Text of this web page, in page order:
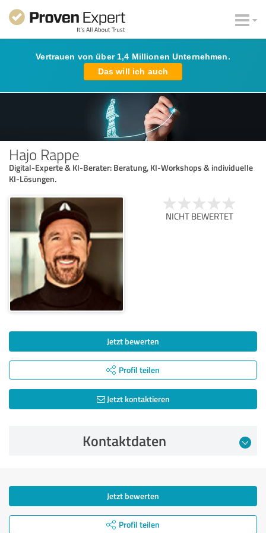
Vertrauen von über 1,4 Millionen Unternehmen.
Das will ich auch
Hajo Rappe
Digital-Experte & KI-Berater: Beratung, KI-Workshops & individuelle
KI-Lösungen.
NICHT BEWERTET
Jetzt bewerten
Profil teilen
Jetzt kontaktieren
Kontaktdaten
Jetzt bewerten
Profil teilen